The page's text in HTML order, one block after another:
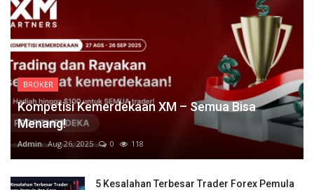
BROKER
Kompetisi Kemerdekaan XM – Semua Bisa
Menang!
Admin Aug 26, 2025 0 118
5 Kesalahan Terbesar Trader Forex Pemula